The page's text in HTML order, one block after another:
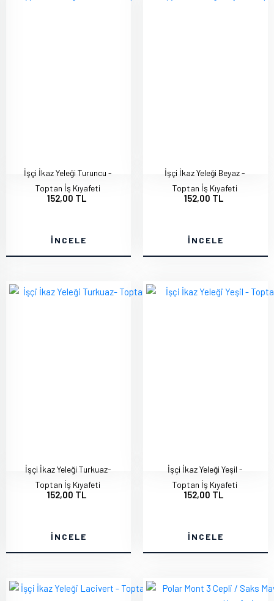
İşçi İkaz Yeleği Turuncu -
Toptan İş Kıyafeti
152,00 TL
İNCELE
İşçi İkaz Yeleği Beyaz -
Toptan İş Kıyafeti
152,00 TL
İNCELE
İşçi İkaz Yeleği Turkuaz-
Toptan İş Kıyafeti
152,00 TL
İNCELE
İşçi İkaz Yeleği Yeşil -
Toptan İş Kıyafeti
152,00 TL
İNCELE